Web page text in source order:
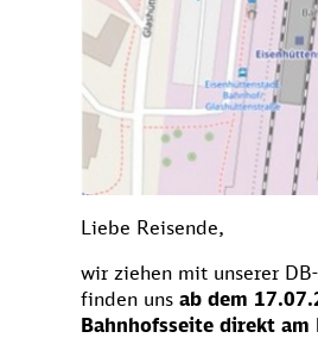
Liebe Reisende,
wir ziehen mit unserer
finden uns ab dem
Bahnhofsseite direkt am